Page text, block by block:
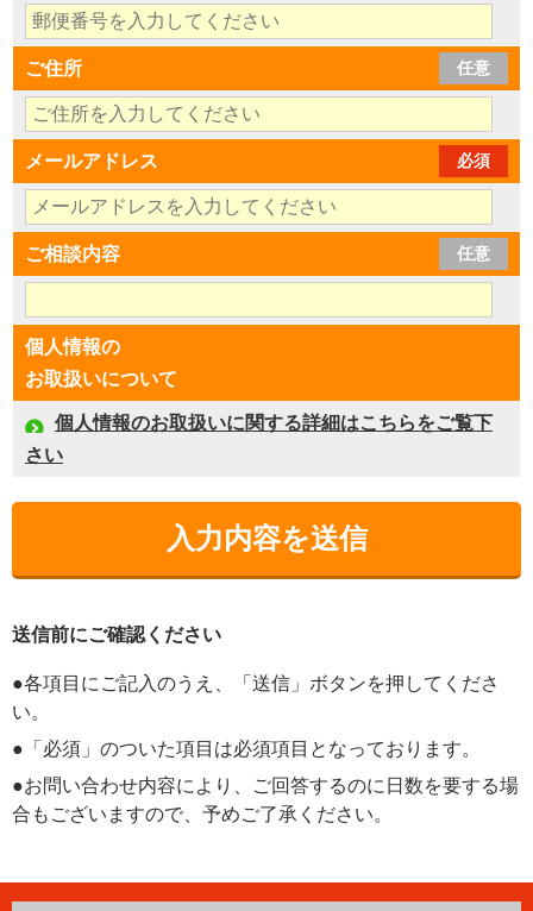
ご住所 任意
メールアドレス 必須
ご相談内容 任意
個人情報の
お取扱いについて
個人情報のお取扱いに関する詳細はこちらをご覧下
さい
送信前にご確認ください
●各項目にご記入のうえ、「送信」ボタンを押してくださ
い。
●「必須」のついた項目は必須項目となっております。
●お問い合わせ内容により、ご回答するのに日数を要する場
合もございますので、予めご了承ください。